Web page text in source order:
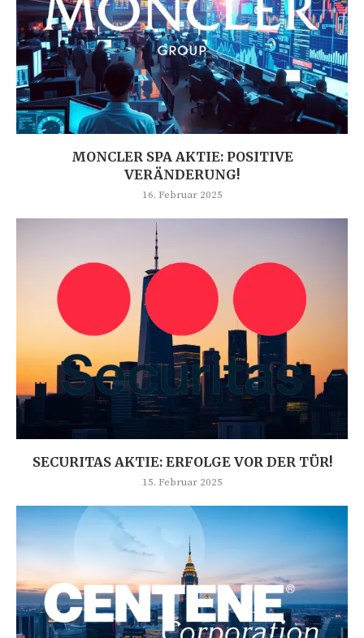
MONCLER SPA AKTIE: POSITIVE
VERÄNDERUNG!
16. Februar 2025
SECURITAS AKTIE: ERFOLGE VOR DER TÜR!
15. Februar 2025